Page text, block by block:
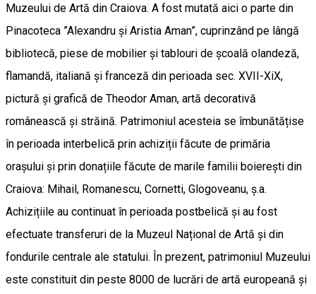
Muzeului de Artă din Craiova. A fost mutată aici o parte din
Pinacoteca ”Alexandru și Aristia Aman”, cuprinzând pe lângă
bibliotecă, piese de mobilier și tablouri de școală olandeză,
flamandă, italiană și franceză din perioada sec. XVII-XiX,
pictură și grafică de Theodor Aman, artă decorativă
românească și străină. Patrimoniul acesteia se îmbunătățise
în perioada interbelică prin achiziții făcute de primăria
orașului și prin donațiile făcute de marile familii boierești din
Craiova: Mihail, Romanescu, Cornetti, Glogoveanu, ș.a.
Achizițiile au continuat în perioada postbelică și au fost
efectuate transferuri de la Muzeul Național de Artă și din
fondurile centrale ale statului. În prezent, patrimoniul Muzeului
este constituit din peste 8000 de lucrări de artă europeană și